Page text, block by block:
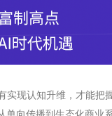
实现认知升维，才能把